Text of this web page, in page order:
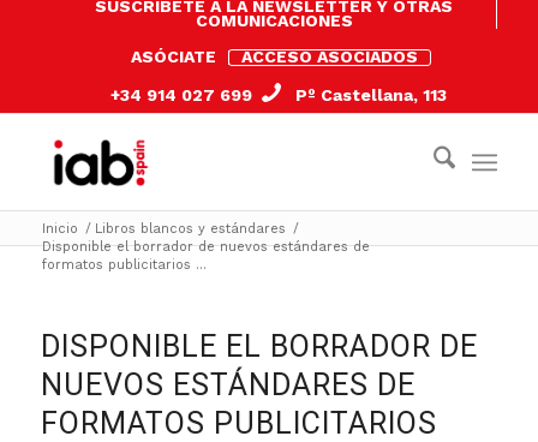
SUSCRÍBETE A LA NEWSLETTER Y OTRAS
COMUNICACIONES
ASÓCIATE
ACCESO ASOCIADOS
+34 914 027 699
Pº Castellana, 113
Inicio / Libros blancos y estándares /
Disponible el borrador de nuevos estándares de
formatos publicitarios ...
DISPONIBLE EL BORRADOR DE
NUEVOS ESTÁNDARES DE
FORMATOS PUBLICITARIOS